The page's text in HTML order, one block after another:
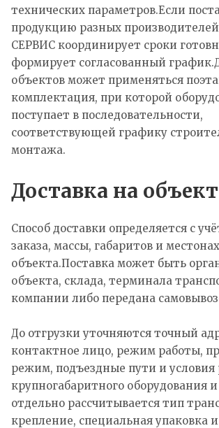
технических параметров.Если
продукцию разных
СЕРВИС координирует сроки
формирует согласованный
объектов может применяться
комплектация, при которой
поступает в последовательности,
соответствующей графику
монтажа.
Доставка на объект
Способ доставки определяется с
заказа, массы, габаритов и
объекта.Поставка может быть
объекта, склада, терминала
компании либо передана
До отгрузки уточняются точный
контактное лицо, режим работы,
режим, подъездные пути и условия
крупногабаритного оборудования
отдельно рассчитывается тип
крепление, специальная упаковка и